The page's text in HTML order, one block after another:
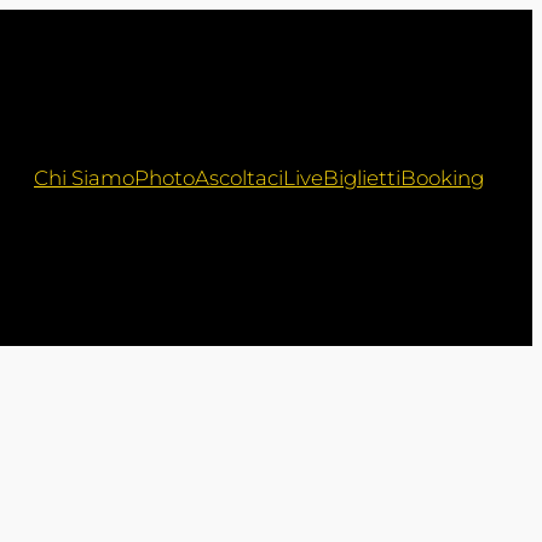
Chi SiamoPhotoAscoltaciLiveBigliettiBooking